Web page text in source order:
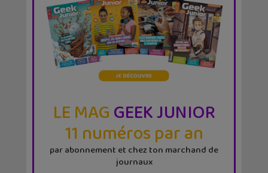
LE MAGGEEK JUNIOR
11 numéros par an
par abonnement et chez ton marchand de
journaux